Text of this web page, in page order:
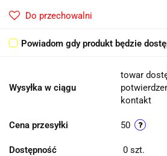
Do przechowalni
Powiadom gdy produkt będzie
Wysyłka w ciągu
towar
kontakt
Cena przesyłki 50
Dostępność 0 szt.